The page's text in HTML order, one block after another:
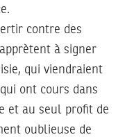
contre des
à signer
qui viendraient
ont cours dans
et au seul profit de
oublieuse de